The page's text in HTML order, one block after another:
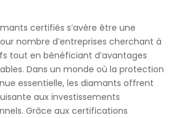
certifiés s’avère être une
nombre d’entreprises cherchant à
tout en bénéficiant d’avantages
Dans un monde où la protection
essentielle, les diamants offrent
aux investissements
Grâce aux certifications